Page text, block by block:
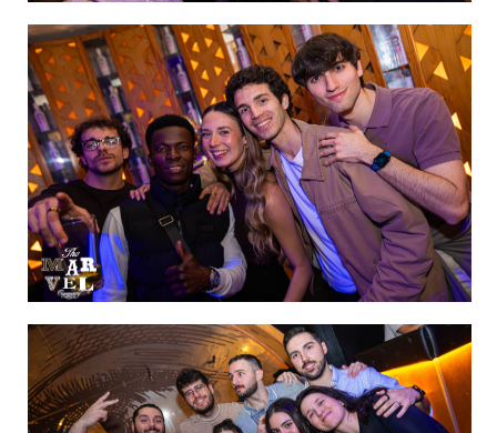
IMAGEN 7
de 60
IMAGEN 8
de 60